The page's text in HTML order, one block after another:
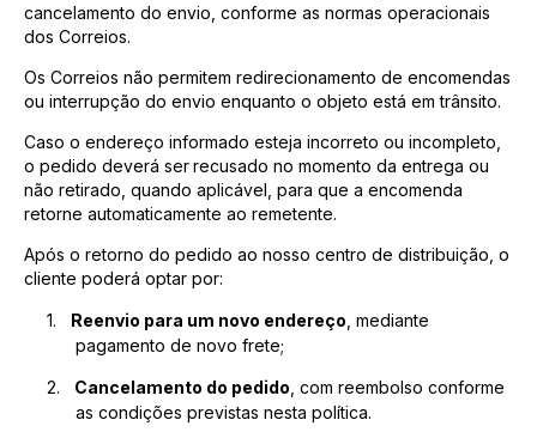
cancelamento do envio, conforme as normas operacionais
dos Correios.
Os Correios não permitem redirecionamento de encomendas
ou interrupção do envio enquanto o objeto está em trânsito.
Caso o endereço informado esteja incorreto ou incompleto,
o pedido deverá serrecusado no momento da entrega ou
não retirado, quando aplicável, para que a encomenda
retorne automaticamente ao remetente.
Após o retorno do pedido ao nosso centro de distribuição, o
cliente poderá optar por:
1. Reenvio para um novo endereço , mediante
pagamento de novo frete;
2. Cancelamento do pedido , com reembolso conforme
as condições previstas nesta política.